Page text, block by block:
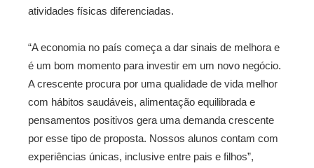
atividades físicas diferenciadas.
“A economia no país começa a dar sinais de melhora e
é um bom momento para investir em um novo negócio.
A crescente procura por uma qualidade de vida melhor
com hábitos saudáveis, alimentação equilibrada e
pensamentos positivos gera uma demanda crescente
por esse tipo de proposta. Nossos alunos contam com
experiências únicas, inclusive entre pais e filhos”,